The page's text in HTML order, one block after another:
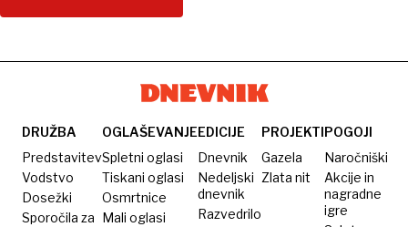
DRUŽBA
Predstavitev
Vodstvo
Dosežki
Sporočila za
OGLAŠEVANJE
Spletni oglasi
Tiskani oglasi
Osmrtnice
Mali oglasi
EDICIJE
Dnevnik
Nedeljski
dnevnik
Razvedrilo
PROJEKTI
Gazela
Zlata nit
POGOJI
Naročniški
Akcije in
nagradne
igre